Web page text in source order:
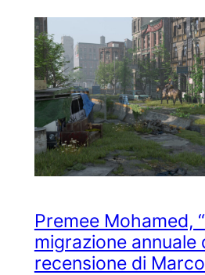
Premee Mohamed,
migrazione annuale
recensione di